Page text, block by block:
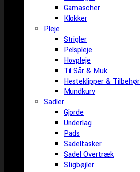
Gamascher
Klokker
Pleje
Strigler
Pelspleje
Hovpleje
Til Sår & Muk
Hesteklipper & Tilbehør
Mundkurv
Sadler
Gjorde
Underlag
Pads
Sadeltasker
Sadel Overtræk
Stigbøjler